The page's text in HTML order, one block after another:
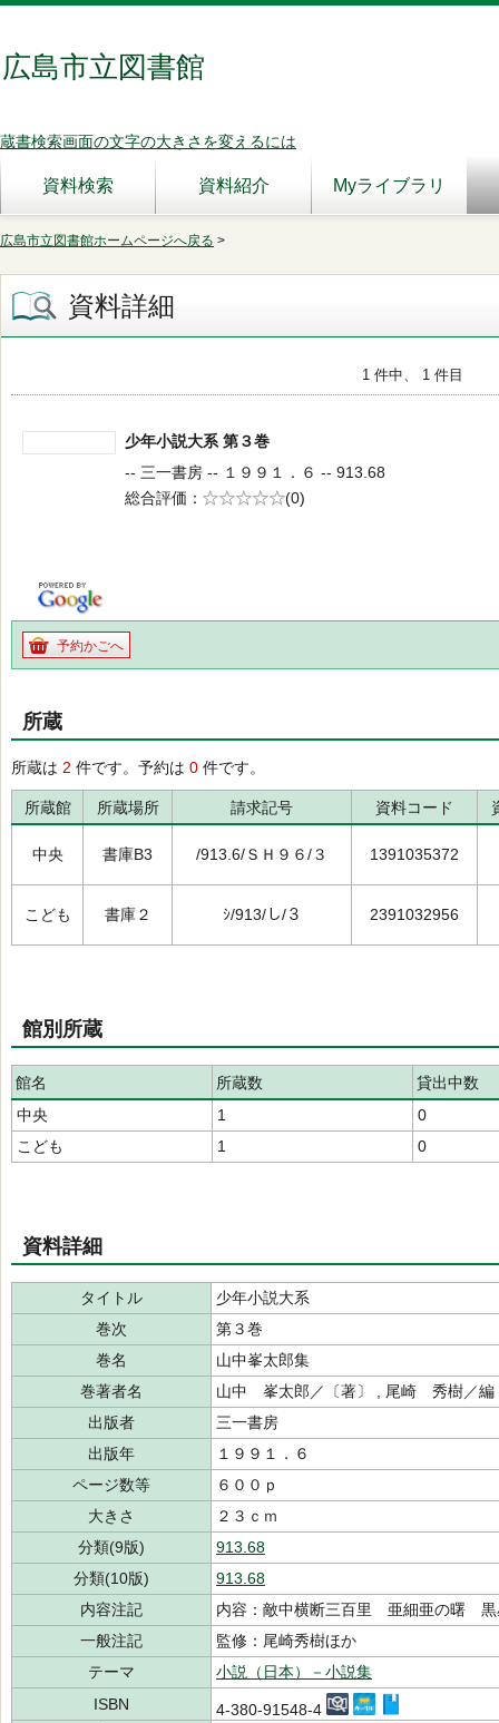
広島市立図書館
蔵書検索画面の文字の大きさを変えるには
資料検索 資料紹介 Myライブラリ
広島市立図書館ホームページへ戻る >
資料詳細
1 件中、 1 件目
少年小説大系 第３巻
-- 三一書房 -- １９９１．６ -- 913.68
総合評価
5段階評価
(0)
予約かごへ
所蔵
所蔵は 2 件です。予約は 0 件です。
所蔵館 所蔵場所 請求記号 資料コード
中央 書庫B3 /913.6/ＳＨ９６/３ 1391035372
こども 書庫２ ｼ/913/し/３ 2391032956
館別所蔵
館名 所蔵数
貸出中数
中央
1
0
こども
1 0
資料詳細
タイトル
少年小説大系
巻次
第３巻
巻名
山中峯太郎集
巻著者名
山中 峯太郎／〔著〕 , 尾崎 秀樹／
出版者
三一書房
出版年
１９９１．６
ページ数等
６００ｐ
大きさ
２３ｃｍ
分類(9版)
913.68
分類(10版)
913.68
内容注記
内容：敵中横断三百里 亜細亜の曙
一般注記
監修：尾崎秀樹ほか
テーマ
小説（日本）－小説集
ISBN
4-380-91548-4